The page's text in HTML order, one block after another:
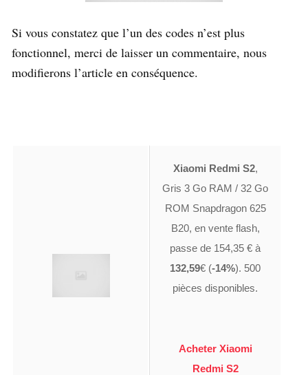
Si vous constatez que l’un des codes n’est plus
fonctionnel, merci de laisser un commentaire, nous
modifierons l’article en conséquence.
Xiaomi Redmi S2,
Gris 3 Go RAM / 32 Go
ROM Snapdragon 625
B20, en vente flash,
passe de 154,35 € à
132,59€ (-14%). 500
pièces disponibles.
Acheter Xiaomi
Redmi S2